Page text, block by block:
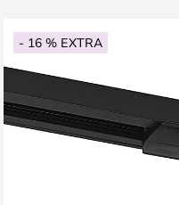
- 16 % EXTRA
Zum
Ende
der
Bildgalerie
springen